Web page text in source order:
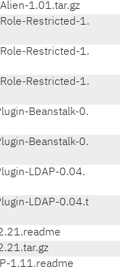
1.01.tar.gz
Restricted-1.
Restricted-1.
Restricted-1.
Beanstalk-0.
Beanstalk-0.
LDAP-0.04.
LDAP-0.04.t
1.11.readme